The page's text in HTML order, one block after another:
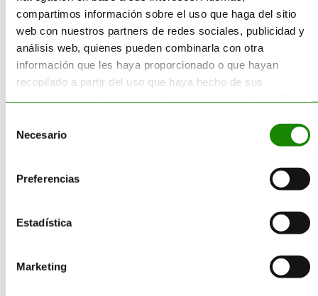
compartimos información sobre el uso que haga del sitio
web con nuestros partners de redes sociales, publicidad y
análisis web, quienes pueden combinarla con otra
información que les haya proporcionado o que hayan
recopilado a partir del uso que haya hecho de sus
Necesario
Preferencias
Estadística
Marketing
contaminantes.
Innovación en la
cadena logística
es fundamental para o
En Acteco apostamos por la
DOCUGEST
cada paso en el proceso de